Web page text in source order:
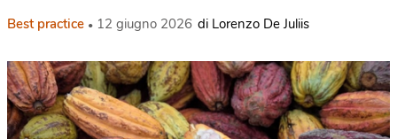
Best practice 12 giugno 2026 di Lorenzo De Juliis